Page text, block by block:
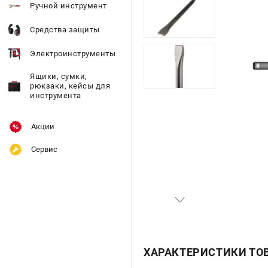
Ручной инструмент
Средства защиты
Электроинструменты
Ящики, сумки,
рюкзаки, кейсы для
инструмента
Акции
Сервис
ХАРАКТЕРИСТИКИ